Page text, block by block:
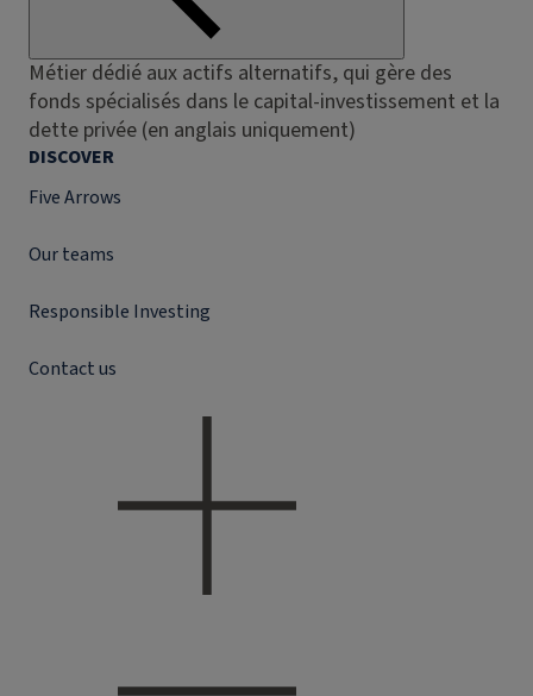
Métier dédié aux actifs alternatifs, qui gère des
fonds spécialisés dans le capital-investissement et la
dette privée (en anglais uniquement)
DISCOVER
Five Arrows
Our teams
Responsible Investing
Contact us